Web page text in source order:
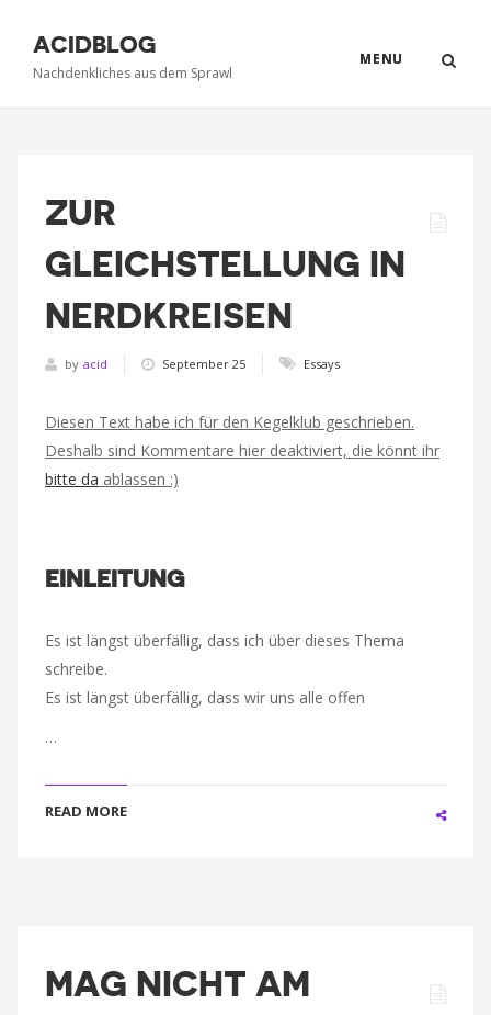
MENU
ACIDBLOG
Nachdenkliches aus dem Sprawl
ZUR
GLEICHSTELLUNG IN
NERDKREISEN
by acid September 25 Essays
Diesen Text habe ich für den Kegelklub geschrieben.
Deshalb sind Kommentare hier deaktiviert, die könnt ihr
bitte da ablassen :)
EINLEITUNG
Es ist längst überfällig, dass ich über dieses Thema
schreibe.
Es ist längst überfällig, dass wir uns alle offen
…
READ MORE
MAG NICHT AM